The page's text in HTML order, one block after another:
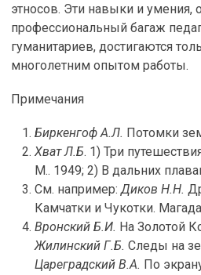
этносов. Эти навыки и
профессиональный багаж
гуманитариев, достигаются
многолетним опытом работы.
Примечания
Биркенгоф А.Л. Потомки
Хват Л.Б. 1) Три
М.. 1949; 2) В дальних
См. например:Диков Н.Н.
Камчатки и Чукотки.
Вронский Б.И. На Золотой
Жилинский Г.Б. Следы на
Цареградский В.А. По